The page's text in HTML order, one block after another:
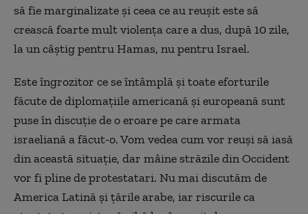
să fie marginalizate și ceea ce au reușit este să
crească foarte mult violența care a dus, după 10 zile,
la un câștig pentru Hamas, nu pentru Israel.
Este îngrozitor ce se întâmplă și toate eforturile
făcute de diplomațiile americană și europeană sunt
puse în discuție de o eroare pe care armata
israeliană a făcut-o. Vom vedea cum vor reuși să iasă
din această situație, dar mâine străzile din Occident
vor fi pline de protestatari. Nu mai discutăm de
America Latină și țările arabe, iar riscurile ca